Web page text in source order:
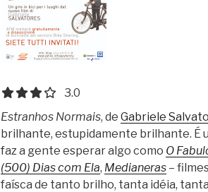
3.0 out of 5.0 stars
3.0
Estranhos Normais, de Gabriele
brilhante, estupidamente brilhante. É
faz a gente esperar algo como O
(500) Dias com Ela, Medianeras –
faísca de tanto brilho, tanta idéia,